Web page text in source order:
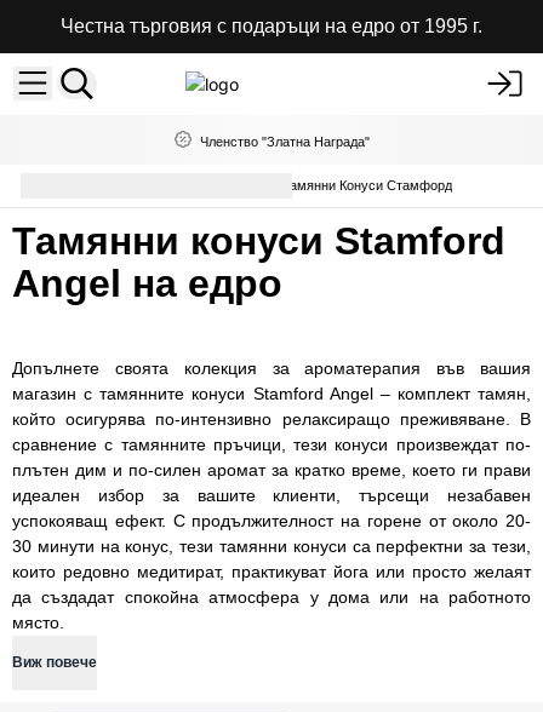
Честна търговия с подаръци на едро от 1995 г.
Членство "Златна Награда"
Тамянни Конуси Стамфорд
Тамянни конуси Stamford
Angel на едро
Допълнете своята колекция за ароматерапия във вашия
магазин с тамянните конуси Stamford Angel – комплект тамян,
който осигурява по-интензивно релаксиращо преживяване. В
сравнение с тамянните пръчици, тези конуси произвеждат по-
плътен дим и по-силен аромат за кратко време, което ги прави
идеален избор за вашите клиенти, търсещи незабавен
успокояващ ефект. С продължителност на горене от около 20-
30 минути на конус, тези тамянни конуси са перфектни за тези,
които редовно медитират, практикуват йога или просто желаят
да създадат спокойна атмосфера у дома или на работното
място.
Виж повече